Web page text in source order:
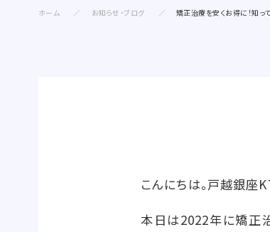
ホーム お知らせ・ブログ 矯正治療を安くお得に！知
こんにちは。戸越銀座
本日は2022年に矯正